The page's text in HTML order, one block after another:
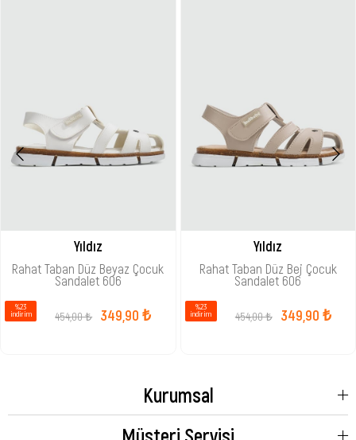
Yıldız
Rahat Taban Düz Beyaz Çocuk
Sandalet 606
349,90 ₺
454,00 ₺
%23
i̇ndirim
Yıldız
Rahat Taban Düz Bej Çocuk
Sandalet 606
349,90 ₺
454,00 ₺
%23
i̇ndirim
Kurumsal